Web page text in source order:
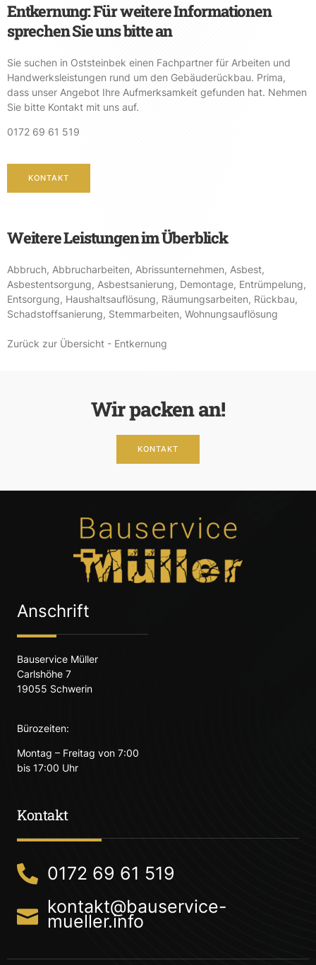
Entkernung: Für weitere Informationen
sprechen Sie uns bitte an
Sie suchen in Oststeinbek einen Fachpartner für Arbeiten und
Handwerksleistungen rund um den Gebäuderückbau. Prima,
dass unser Angebot Ihre Aufmerksamkeit gefunden hat. Nehmen
Sie bitte Kontakt mit uns auf.
0172 69 61 519
KONTAKT
Weitere Leistungen im Überblick
Abbruch, Abbrucharbeiten, Abrissunternehmen, Asbest,
Asbestentsorgung, Asbestsanierung, Demontage, Entrümpelung,
Entsorgung, Haushaltsauflösung, Räumungsarbeiten, Rückbau,
Schadstoffsanierung, Stemmarbeiten, Wohnungsauflösung
Zurück zur Übersicht - Entkernung
Wir packen an!
KONTAKT
Anschrift
Bauservice Müller
Carlshöhe 7
19055 Schwerin
Bürozeiten:
Montag – Freitag von 7:00
bis 17:00 Uhr
Kontakt
0172 69 61 519
kontakt@bauservice-
mueller.info